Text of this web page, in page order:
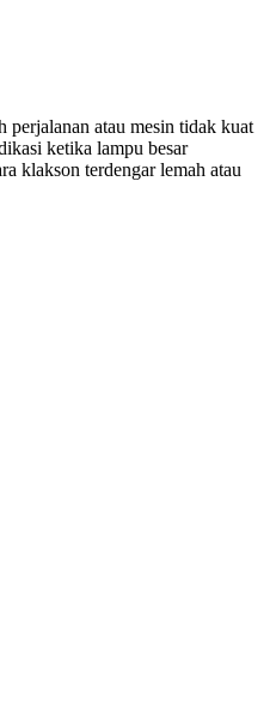
perjalanan atau mesin tidak kuat
ketika lampu besar
klakson terdengar lemah atau